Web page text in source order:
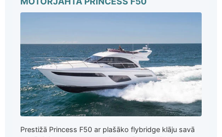
Prestižā Princess F50 ar plašāko flybridge klāju savā